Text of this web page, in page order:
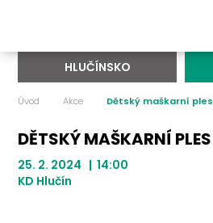
HLUČÍNSKO
Úvod Akce Dětský maškarní ples
DĚTSKÝ MAŠKARNÍ PLES
25. 2. 2024 | 14:00
KD Hlučín